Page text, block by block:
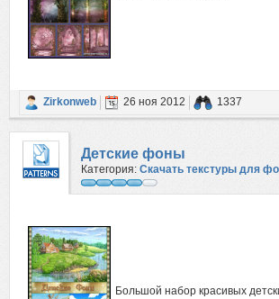
Zirkonweb 26 ноя 2012 1337
Детские фоны
Категория: Скачать текстуры для
Большой набор красивых